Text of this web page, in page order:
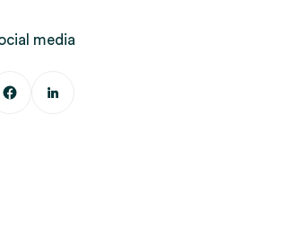
media